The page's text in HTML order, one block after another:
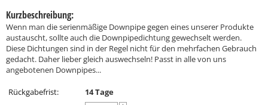
Kurzbeschreibung:
Wenn man die serienmäßige Downpipe gegen eines unserer Produkte
austauscht, sollte auch die Downpipedichtung gewechselt werden.
Diese Dichtungen sind in der Regel nicht für den mehrfachen Gebrauch
gedacht. Daher lieber gleich auswechseln! Passt in alle von uns
angebotenen Downpipes...
Rückgabefrist:
14 Tage